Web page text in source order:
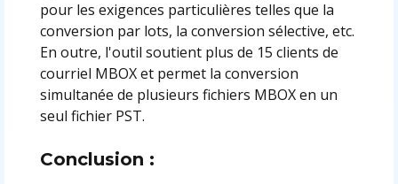
pour les exigences particulières telles que la
conversion par lots, la conversion sélective, etc.
En outre, l'outil soutient plus de 15 clients de
courriel MBOX et permet la conversion
simultanée de plusieurs fichiers MBOX en un
seul fichier PST.
Conclusion :